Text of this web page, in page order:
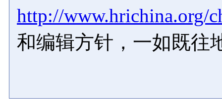
http://www.hrichina.org/
和编辑方针，一如既往